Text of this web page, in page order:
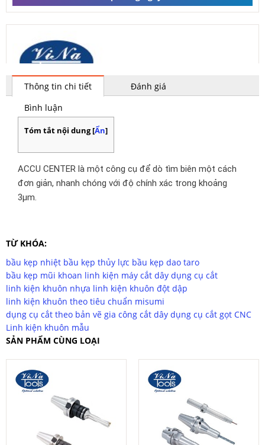
Bầu kẹp thủy lực
Liên hệ
Thông tin chi tiết
Đánh giá
Bình luận
Tóm tắt nội dung[Ẩn]
ACCU CENTER là một công cụ để dò tìm biên một cách
đơn giản, nhanh chóng với độ chính xác trong khoảng
3µm.
TỪ KHÓA:
bầu kẹp nhiệt bầu kẹp thủy lực bầu kẹp dao taro
bầu kẹp mũi khoan linh kiện máy cắt dây dụng cụ cắt
linh kiện khuôn nhựa linh kiện khuôn đột dập
linh kiện khuôn theo tiêu chuẩn misumi
dụng cụ cắt theo bản vẽ gia công cắt dây dụng cụ cắt gọt CNC
Linh kiện khuôn mẫu
SẢN PHẨM CÙNG LOẠI